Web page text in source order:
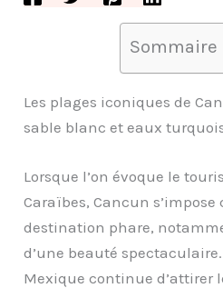
Sommaire
Les plages iconiques de
sable blanc et eaux
Lorsque l’on évoque le
Caraïbes, Cancun
destination phare,
d’une beauté
Mexique continue d’attirer